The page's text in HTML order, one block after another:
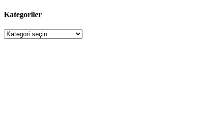
Kategoriler
Kategoriler